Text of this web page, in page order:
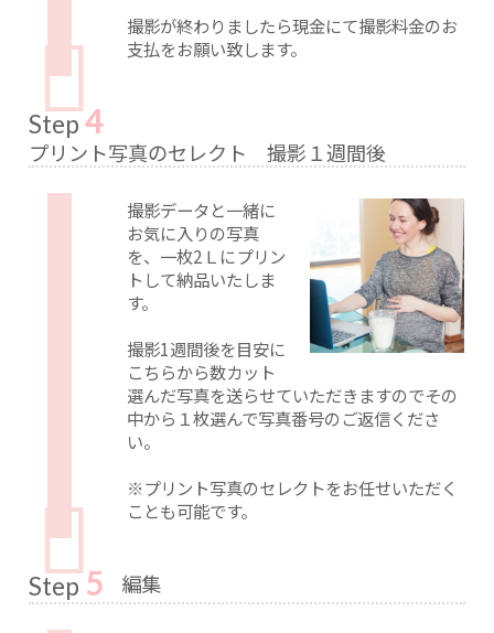
撮影が終わりましたら現金にて撮影料金のお
支払をお願い致します。
Step 4
プリント写真のセレクト 撮影１週間後
撮影データと一緒に
お気に入りの写真
を、一枚2Ｌにプリン
トして納品いたしま
す。
撮影1週間後を目安に
こちらから数カット
選んだ写真を送らせていただきますのでその
中から１枚選んで写真番号のご返信くださ
い。
※プリント写真のセレクトをお任せいただく
ことも可能です。
Step 5 編集